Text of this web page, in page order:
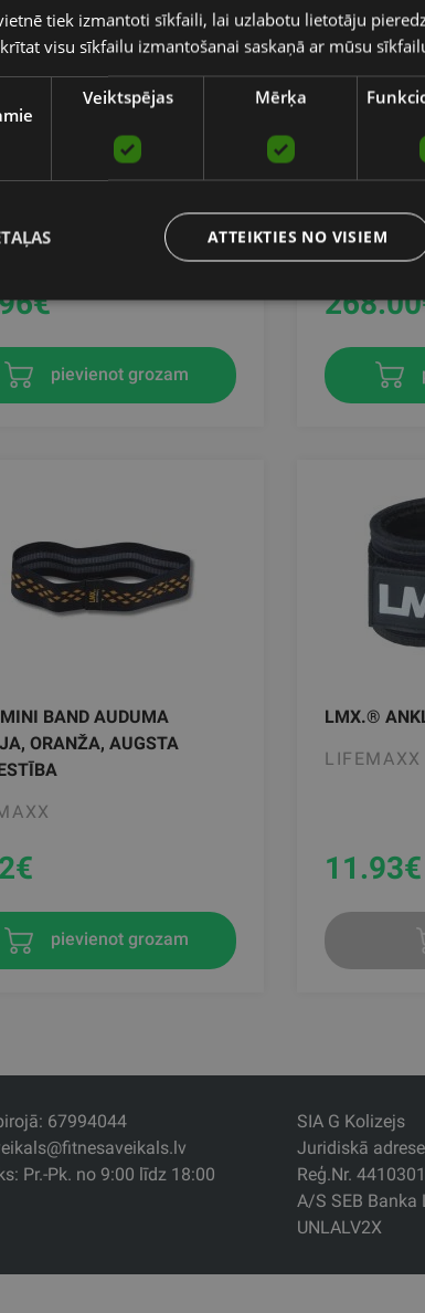
HEAVY DUTY
€
pievienot grozam
LMX.®
LIFEMAXX
268.00
BAND AUDUMA
ORANŽA, AUGSTA
€
pievienot grozam
LMX.®
LIFEMAXX
11.93€
67994044
Pr.-Pk. no 9:00 līdz 18:00
SIA G Kolizejs
Juridiskā
Reģ.Nr.
A/S SEB Banka
UNLALV2X
tiek izmantoti sīkfaili, lai uzlabotu lietotāju
visu sīkfailu izmantošanai saskaņā ar mūsu
Veiktspējas Mērķa
ATTEIKTIES NO VISIEM